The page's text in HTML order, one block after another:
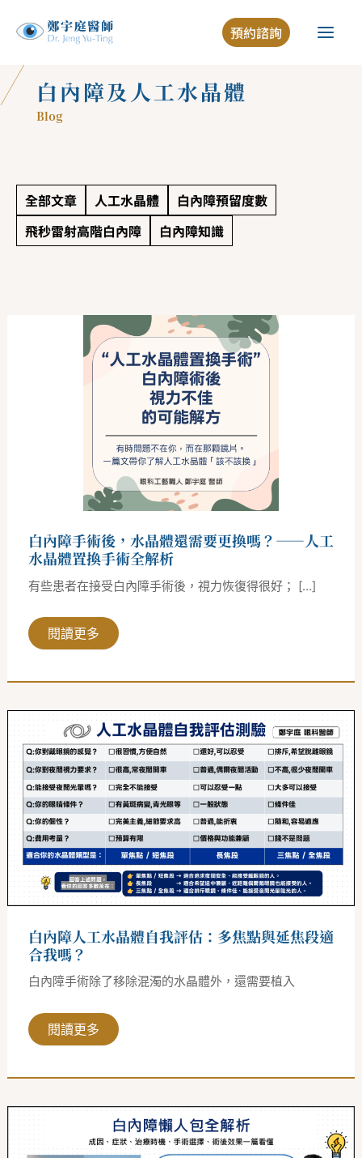
要
內
預約諮詢
白內障及人工水晶體
Blog
全部文章 人工水晶體
白內障預留度數
飛秒雷射高階白內障
白內障知識
白內障手術後，水晶體還需要更換嗎？——人工
水晶體置換手術全解析
有些患者在接受白內障手術後，視力恢復得很好； […]
工
水
晶
體
置
手
術
全
閱讀更多
白內障人工水晶體自我評估：多焦點與延焦段適
合我嗎？
白內障手術除了移除混濁的水晶體外，還需要植入
白
障
人
工
水
晶
體
自
我
評
估：
多
焦
點
與
焦
段
適
合
我
閱讀更多
白